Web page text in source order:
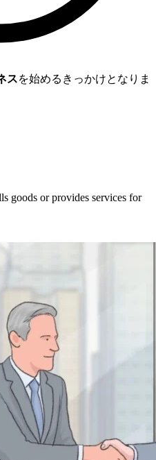
スを始めるきっかけとなりま
goods or provides services for